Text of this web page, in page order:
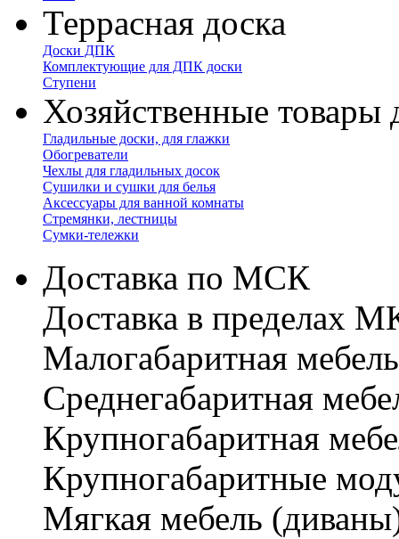
Террасная доска
Доски ДПК
Комплектующие для ДПК доски
Ступени
Хозяйственные товары
Гладильные доски, для глажки
Обогреватели
Чехлы для гладильных досок
Сушилки и сушки для белья
Аксессуары для ванной комнаты
Стремянки, лестницы
Сумки-тележки
Доставка по МСК
Доставка в пределах
Малогабаритная
Cреднегабаритная
Крупногабаритная
Крупногабаритные
Мягкая мебель